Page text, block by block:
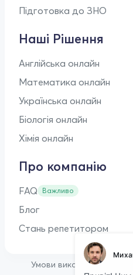
Підготовка до ЗНО
Наші Рішення
Англійська онлайн
Математика онлайн
Українська онлайн
Біологія онлайн
Хімія онлайн
Про компанію
FAQ Важливо
Блог
Стань репетитором
Умови використання